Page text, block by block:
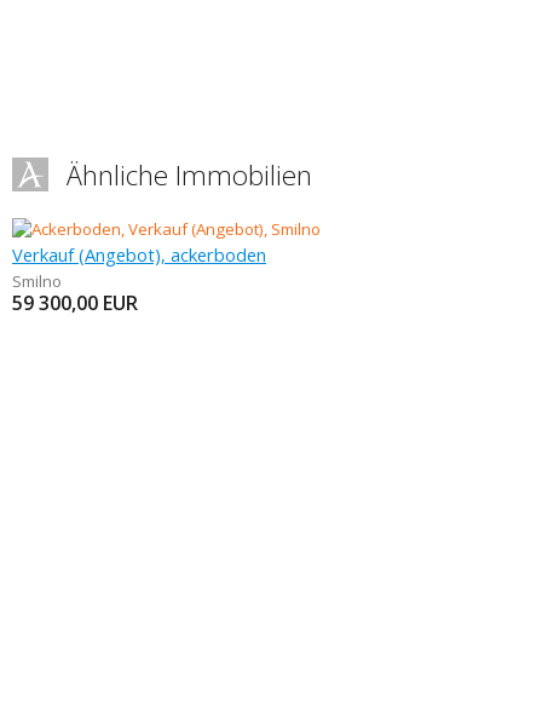
Ähnliche Immobilien
Verkauf (Angebot), ackerboden
Smilno
59 300,00 EUR